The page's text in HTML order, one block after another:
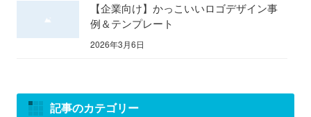
【企業向け】かっこいいロゴデザイン事
例＆テンプレート
2026年3月6日
記事のカテゴリー